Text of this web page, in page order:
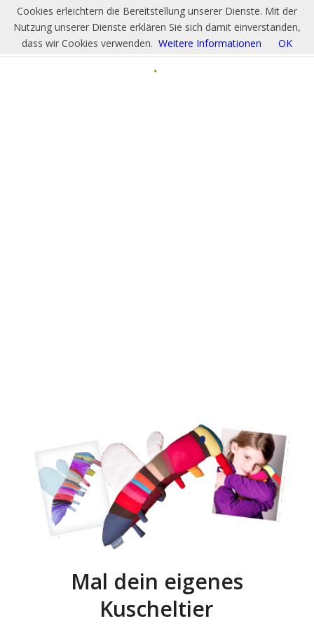
Mal dein eigenes
Kuscheltier
Cookies erleichtern die Bereitstellung unserer Dienste. Mit der
Nutzung unserer Dienste erklären Sie sich damit einverstanden,
dass wir Cookies verwenden. Weitere Informationen OK